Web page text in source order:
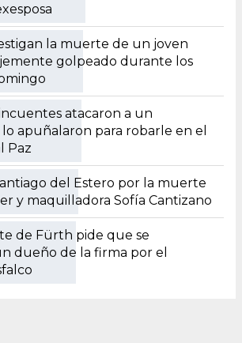
la muerte de un joven
golpeado durante los
atacaron a un
apuñalaron para robarle en el
Paz
del Estero por la muerte
y maquilladora Sofía Cantizano
de Fürth pide que se
dueño de la firma por el